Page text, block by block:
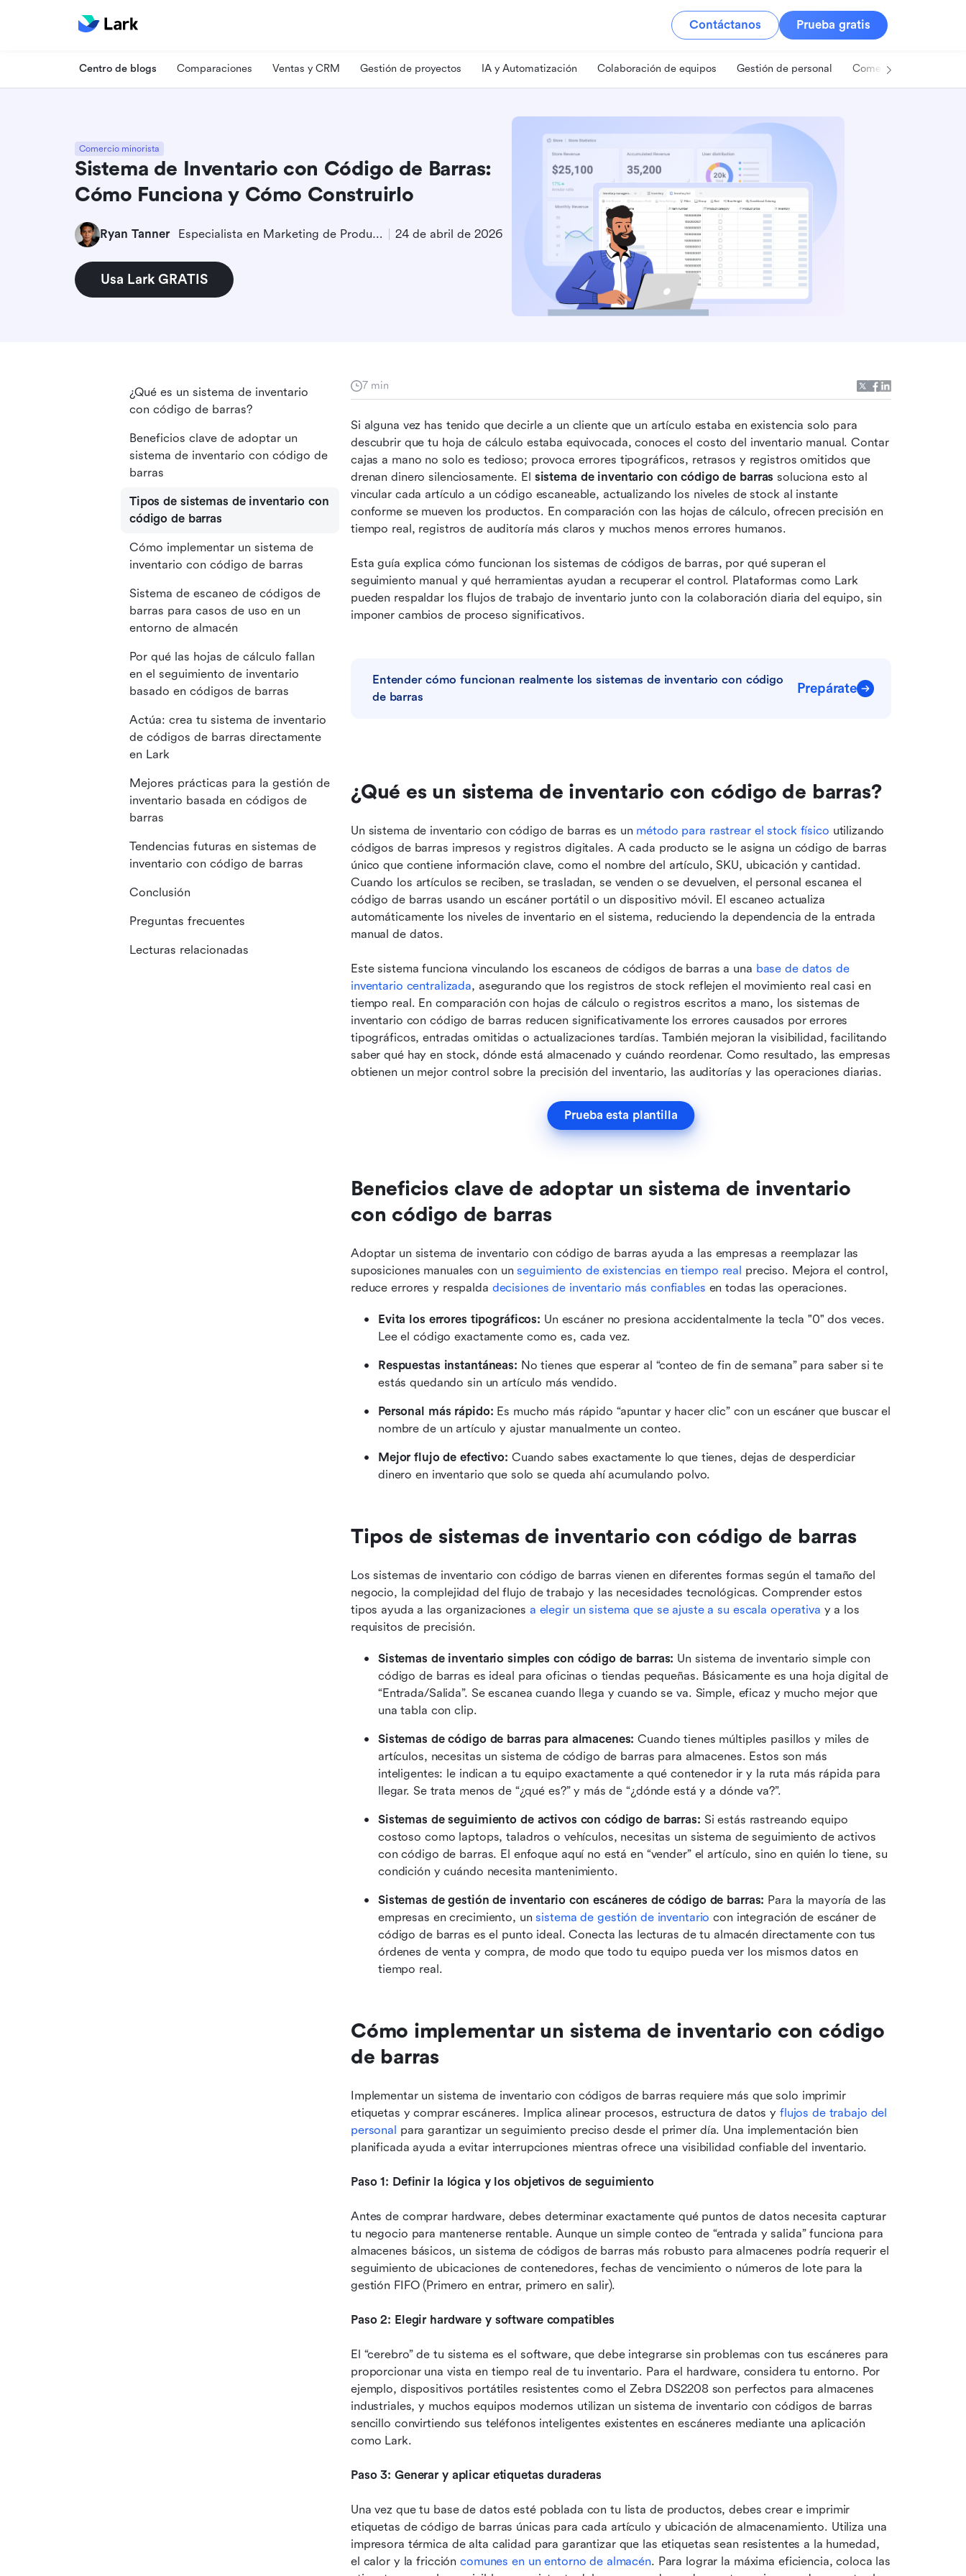
Contáctanos Prueba gratis
Centro de blogs Comparaciones Ventas y CRM Gestión de proyectos IA y Automatización Colaboración de equipos Gestión de personal Comercio minorista
Comercio minorista
Sistema de Inventario con Código de Barras:
Cómo Funciona y Cómo Construirlo
Ryan Tanner Especialista en Marketing de Producto 24 de abril de 2026
Usa Lark GRATIS
7 min
Si alguna vez has tenido que decirle a un cliente que un artículo estaba en existencia solo para
descubrir que tu hoja de cálculo estaba equivocada, conoces el costo del inventario manual. Contar
cajas a mano no solo es tedioso; provoca errores tipográficos, retrasos y registros omitidos que
drenan dinero silenciosamente. El sistema de inventario con código de barras soluciona esto al
vincular cada artículo a un código escaneable, actualizando los niveles de stock al instante
conforme se mueven los productos. En comparación con las hojas de cálculo, ofrecen precisión en
tiempo real, registros de auditoría más claros y muchos menos errores humanos.
Esta guía explica cómo funcionan los sistemas de códigos de barras, por qué superan el
seguimiento manual y qué herramientas ayudan a recuperar el control. Plataformas como Lark
pueden respaldar los flujos de trabajo de inventario junto con la colaboración diaria del equipo, sin
imponer cambios de proceso significativos.
Entender cómo funcionan realmente los sistemas de inventario con código
de barras
Prepárate
¿Qué es un sistema de inventario con código de barras?
Un sistema de inventario con código de barras es un método para rastrear el stock físico utilizando
códigos de barras impresos y registros digitales. A cada producto se le asigna un código de barras
único que contiene información clave, como el nombre del artículo, SKU, ubicación y cantidad.
Cuando los artículos se reciben, se trasladan, se venden o se devuelven, el personal escanea el
código de barras usando un escáner portátil o un dispositivo móvil. El escaneo actualiza
automáticamente los niveles de inventario en el sistema, reduciendo la dependencia de la entrada
manual de datos.
Este sistema funciona vinculando los escaneos de códigos de barras a una base de datos de
inventario centralizada, asegurando que los registros de stock reflejen el movimiento real casi en
tiempo real. En comparación con hojas de cálculo o registros escritos a mano, los sistemas de
inventario con código de barras reducen significativamente los errores causados por errores
tipográficos, entradas omitidas o actualizaciones tardías. También mejoran la visibilidad, facilitando
saber qué hay en stock, dónde está almacenado y cuándo reordenar. Como resultado, las empresas
obtienen un mejor control sobre la precisión del inventario, las auditorías y las operaciones diarias.
Prueba esta plantilla
Beneficios clave de adoptar un sistema de inventario
con código de barras
Adoptar un sistema de inventario con código de barras ayuda a las empresas a reemplazar las
suposiciones manuales con un seguimiento de existencias en tiempo real preciso. Mejora el control,
reduce errores y respalda decisiones de inventario más confiables en todas las operaciones.
Evita los errores tipográficos: Un escáner no presiona accidentalmente la tecla "0" dos veces.
Lee el código exactamente como es, cada vez.
Respuestas instantáneas: No tienes que esperar al “conteo de fin de semana” para saber si te
estás quedando sin un artículo más vendido.
Personal más rápido: Es mucho más rápido “apuntar y hacer clic” con un escáner que buscar el
nombre de un artículo y ajustar manualmente un conteo.
Mejor flujo de efectivo: Cuando sabes exactamente lo que tienes, dejas de desperdiciar
dinero en inventario que solo se queda ahí acumulando polvo.
Tipos de sistemas de inventario con código de barras
Los sistemas de inventario con código de barras vienen en diferentes formas según el tamaño del
negocio, la complejidad del flujo de trabajo y las necesidades tecnológicas. Comprender estos
tipos ayuda a las organizaciones a elegir un sistema que se ajuste a su escala operativa y a los
requisitos de precisión.
Sistemas de inventario simples con código de barras: Un sistema de inventario simple con
código de barras es ideal para oficinas o tiendas pequeñas. Básicamente es una hoja digital de
“Entrada/Salida”. Se escanea cuando llega y cuando se va. Simple, eficaz y mucho mejor que
una tabla con clip.
Sistemas de código de barras para almacenes: Cuando tienes múltiples pasillos y miles de
artículos, necesitas un sistema de código de barras para almacenes. Estos son más
inteligentes: le indican a tu equipo exactamente a qué contenedor ir y la ruta más rápida para
llegar. Se trata menos de “¿qué es?” y más de “¿dónde está y a dónde va?”.
Sistemas de seguimiento de activos con código de barras: Si estás rastreando equipo
costoso como laptops, taladros o vehículos, necesitas un sistema de seguimiento de activos
con código de barras. El enfoque aquí no está en “vender” el artículo, sino en quién lo tiene, su
condición y cuándo necesita mantenimiento.
Sistemas de gestión de inventario con escáneres de código de barras: Para la mayoría de las
empresas en crecimiento, un sistema de gestión de inventario con integración de escáner de
código de barras es el punto ideal. Conecta las lecturas de tu almacén directamente con tus
órdenes de venta y compra, de modo que todo tu equipo pueda ver los mismos datos en
tiempo real.
Cómo implementar un sistema de inventario con código
de barras
Implementar un sistema de inventario con códigos de barras requiere más que solo imprimir
etiquetas y comprar escáneres. Implica alinear procesos, estructura de datos y flujos de trabajo del
personal para garantizar un seguimiento preciso desde el primer día. Una implementación bien
planificada ayuda a evitar interrupciones mientras ofrece una visibilidad confiable del inventario.
Paso 1: Definir la lógica y los objetivos de seguimiento
Antes de comprar hardware, debes determinar exactamente qué puntos de datos necesita capturar
tu negocio para mantenerse rentable. Aunque un simple conteo de “entrada y salida” funciona para
almacenes básicos, un sistema de códigos de barras más robusto para almacenes podría requerir el
seguimiento de ubicaciones de contenedores, fechas de vencimiento o números de lote para la
gestión FIFO (Primero en entrar, primero en salir).
Paso 2: Elegir hardware y software compatibles
El “cerebro” de tu sistema es el software, que debe integrarse sin problemas con tus escáneres para
proporcionar una vista en tiempo real de tu inventario. Para el hardware, considera tu entorno. Por
ejemplo, dispositivos portátiles resistentes como el Zebra DS2208 son perfectos para almacenes
industriales, y muchos equipos modernos utilizan un sistema de inventario con códigos de barras
sencillo convirtiendo sus teléfonos inteligentes existentes en escáneres mediante una aplicación
como Lark.
Paso 3: Generar y aplicar etiquetas duraderas
Una vez que tu base de datos esté poblada con tu lista de productos, debes crear e imprimir
etiquetas de código de barras únicas para cada artículo y ubicación de almacenamiento. Utiliza una
impresora térmica de alta calidad para garantizar que las etiquetas sean resistentes a la humedad,
el calor y la fricción comunes en un entorno de almacén. Para lograr la máxima eficiencia, coloca las
¿Qué es un sistema de inventario
con código de barras?
Beneficios clave de adoptar un
sistema de inventario con código de
barras
Tipos de sistemas de inventario con
código de barras
Cómo implementar un sistema de
inventario con código de barras
Sistema de escaneo de códigos de
barras para casos de uso en un
entorno de almacén
Por qué las hojas de cálculo fallan
en el seguimiento de inventario
basado en códigos de barras
Actúa: crea tu sistema de inventario
de códigos de barras directamente
en Lark
Mejores prácticas para la gestión de
inventario basada en códigos de
barras
Tendencias futuras en sistemas de
inventario con código de barras
Conclusión
Preguntas frecuentes
Lecturas relacionadas